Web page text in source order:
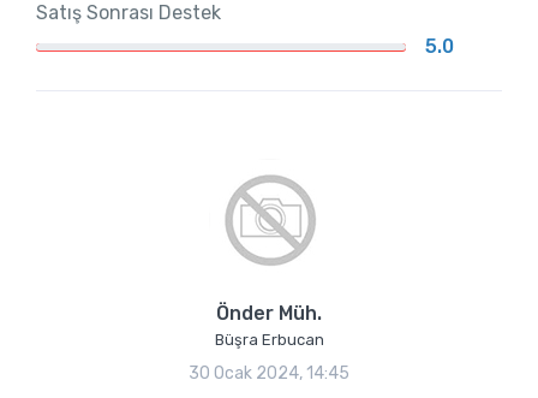
Satış Sonrası Destek
5.0
Önder Müh.
Büşra Erbucan
30 Ocak 2024, 14:45